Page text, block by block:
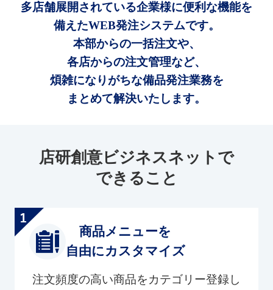
多店舗展開されている企業様に便利な機能を
備えたWEB発注システムです。
本部からの一括注文や、
各店からの注文管理など、
煩雑になりがちな備品発注業務を
まとめて解決いたします。
店研創意ビジネスネットで
できること
商品メニューを
自由にカスタマイズ
注文頻度の高い商品をカテゴリー登録し